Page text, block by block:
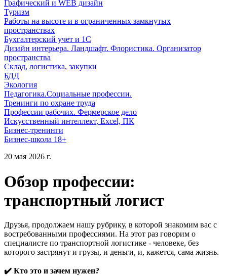
Графический и WEB дизайн
Туризм
Работы на высоте и в ограниченных замкнутых
пространствах
Бухгалтерский учет и 1С
Дизайн интерьера. Ландшафт. Флористика. Организатор
пространства
Склад, логистика, закупки
БДД
Экология
Педагогика.Социальные профессии.
Тренинги по охране труда
Профессии рабочих. Фермерское дело
Искусственный интеллект, Excel, ПК
Бизнес-тренинги
Бизнес-школа 18+
20 мая 2026 г.
Обзор профессии:
транспортный логист
Друзья, продолжаем нашу рубрику, в которой знакомим вас с
востребованными профессиями. На этот раз говорим о
специалисте по транспортной логистике - человеке, без
которого застрянут и грузы, и деньги, и, кажется, сама жизнь.
✔️ Кто это и зачем нужен?